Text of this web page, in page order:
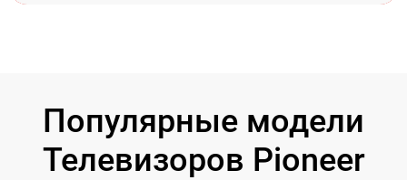
Популярные модели
Телевизоров Pioneer